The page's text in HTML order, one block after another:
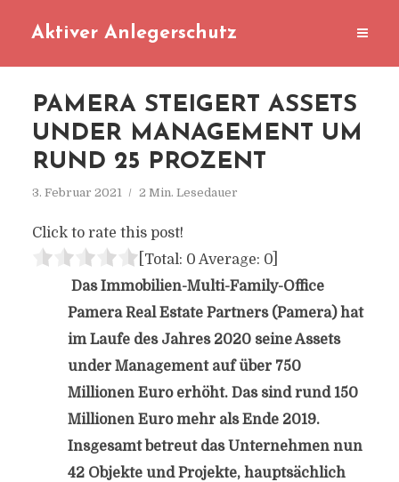
Aktiver Anlegerschutz
PAMERA STEIGERT ASSETS
UNDER MANAGEMENT UM
RUND 25 PROZENT
3. Februar 2021 2 Min. Lesedauer
Click to rate this post!
[Total: 0 Average: 0]
Das Immobilien-Multi-Family-Office
Pamera Real Estate Partners (Pamera) hat
im Laufe des Jahres 2020 seine Assets
under Management auf über 750
Millionen Euro erhöht. Das sind rund 150
Millionen Euro mehr als Ende 2019.
Insgesamt betreut das Unternehmen nun
42 Objekte und Projekte, hauptsächlich